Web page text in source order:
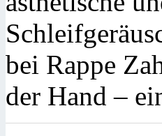
bei Rappe
der Hand –